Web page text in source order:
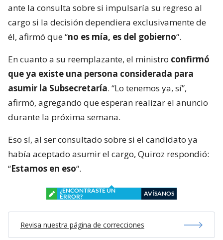
ante la consulta sobre si impulsaría su regreso al
cargo si la decisión dependiera exclusivamente de
él, afirmó que “no es mía, es del gobierno“.
En cuanto a su reemplazante, el ministro confirmó
que ya existe una persona considerada para
asumir la Subsecretaría. “Lo tenemos ya, sí”,
afirmó, agregando que esperan realizar el anuncio
durante la próxima semana.
Eso sí, al ser consultado sobre si el candidato ya
había aceptado asumir el cargo, Quiroz respondió:
“Estamos en eso“.
¿ENCONTRASTE UN
ERROR?
AVÍSANOS
Revisa nuestra página de correcciones